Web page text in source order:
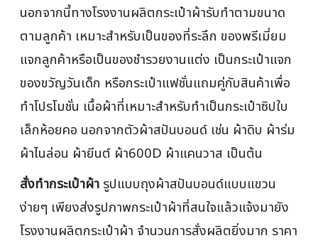
นอกจากนี้ทางโรงงานผลิตกระเป๋าผ้ารับทำตามขนาด
ตามลูกค้า เหมาะสำหรับเป็นของที่ระลึก ของพรีเมี่ยม
แจกลูกค้าหรือเป็นของชำรวยงานแต่ง เป็นกระเป๋าแจก
ของขวัญวันเด็ก หรือกระเป๋าแฟชั่นแถมคู่กับสินค้าเพื่อ
ทำโปรโมชั่น เนื้อผ้าที่เหมาะสำหรับทำเป็นกระเป๋าซิปใบ
เล็กห้อยคอ นอกจากตัวผ้าสปันบอนด์ เช่น ผ้าดิบ ผ้าร่ม
ผ้าไนล่อน ผ้ายีนต์ ผ้า600D ผ้าแคนวาส เป็นต้น
สั่งทำกระเป๋าผ้า รูปแบบถุงผ้าสปันบอนด์แบบแขวน
ง่ายๆ เพียงส่งรูปภาพกระเป๋าผ้าที่สนใจแล้วแจ้งมายัง
โรงงานผลิตกระเป๋าผ้า จำนวนการสั่งผลิตยิ่งมาก ราคา